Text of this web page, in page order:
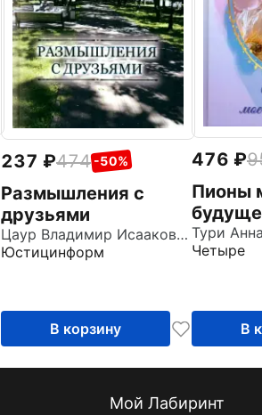
237 474 -50%
Размышления с
друзьями
Цаур Владимир Исаакович
Юстицинформ
В корзину
476
Пионы
Тури
Четыре
В
Мой Лабиринт